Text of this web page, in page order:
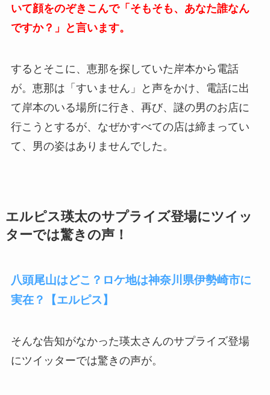
いて顔をのぞきこんで「そもそも、あなた誰なん
ですか？」と言います。
するとそこに、恵那を探していた岸本から電話
が。恵那は「すいません」と声をかけ、電話に出
て岸本のいる場所に行き、再び、謎の男のお店に
行こうとするが、なぜかすべての店は締まってい
て、男の姿はありませんでした。
エルピス瑛太のサプライズ登場にツイッ
ターでは驚きの声！
八頭尾山はどこ？ロケ地は神奈川県伊勢崎市に
実在？【エルピス】
そんな告知がなかった瑛太さんのサプライズ登場
にツイッターでは驚きの声が。